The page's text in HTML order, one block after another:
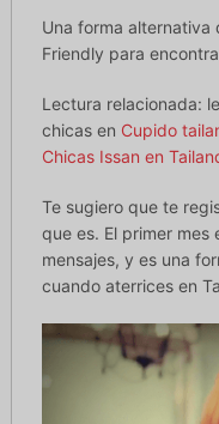
Una forma alternativa
Friendly para
Lectura relacionada:
chicas en Cupido
Chicas Issan en
Te sugiero que te
que es. El primer
mensajes, y es una
cuando aterrices en